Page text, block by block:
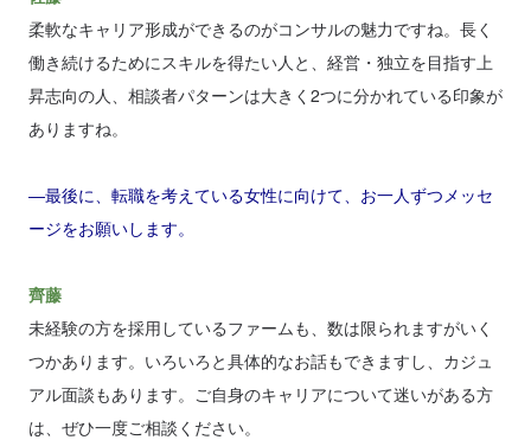
柔軟なキャリア形成ができるのがコンサルの魅力ですね。長く
働き続けるためにスキルを得たい人と、経営・独立を目指す上
昇志向の人、相談者パターンは大きく2つに分かれている印象が
ありますね。
―最後に、転職を考えている女性に向けて、お一人ずつメッセ
ージをお願いします。
齊藤
未経験の方を採用しているファームも、数は限られますがいく
つかあります。いろいろと具体的なお話もできますし、カジュ
アル面談もあります。ご自身のキャリアについて迷いがある方
は、ぜひ一度ご相談ください。